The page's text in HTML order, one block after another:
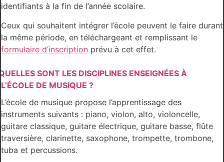
identifiants à la fin de l’année scolaire.
Ceux qui souhaitent intégrer l’école peuvent le faire durant
la même période, en téléchargeant et remplissant le
formulaire d’inscription prévu à cet effet.
SONT LES DISCIPLINES ENSEIGNÉES À
L’ÉCOLE DE MUSIQUE ?
L’école de musique propose l’apprentissage des
instruments suivants : piano, violon, alto, violoncelle,
guitare classique, guitare électrique, guitare basse, flûte
traversière, clarinette, saxophone, trompette, trombone,
tuba et percussions.